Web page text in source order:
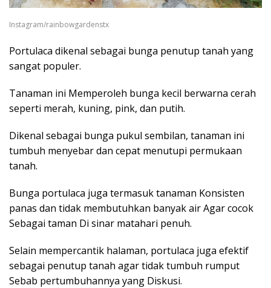
Instagram/rainbowgardenstx
Portulaca dikenal sebagai bunga penutup tanah yang
sangat populer.
Tanaman ini Memperoleh bunga kecil berwarna cerah
seperti merah, kuning, pink, dan putih.
Dikenal sebagai bunga pukul sembilan, tanaman ini
tumbuh menyebar dan cepat menutupi permukaan
tanah.
Bunga portulaca juga termasuk tanaman Konsisten
panas dan tidak membutuhkan banyak air Agar cocok
Sebagai taman Di sinar matahari penuh.
Selain mempercantik halaman, portulaca juga efektif
sebagai penutup tanah agar tidak tumbuh rumput
Sebab pertumbuhannya yang Diskusi.